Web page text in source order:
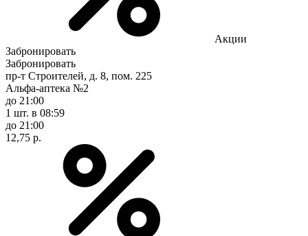
Акции
Забронировать
Забронировать
пр-т Строителей, д. 8, пом. 225
Альфа-аптека №2
до 21:00
1 шт. в 08:59
до 21:00
12,75 р.